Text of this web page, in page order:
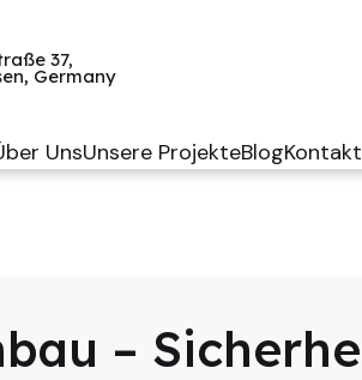
37,
Germany
UnsUnsere ProjekteBlog
–